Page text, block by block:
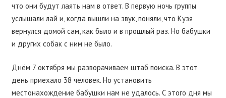
что они будут лаять нам в ответ. В первую ночь группы
услышали лай и, когда вышли на звук, поняли, что Кузя
вернулся домой сам, как было и в прошлый раз. Но бабушки
и других собак с ним не было.
Днём 7 октября мы разворачиваем штаб поиска. В этот
день приехало 38 человек. Но установить
местонахождение бабушки нам не удалось. С этого дня мы